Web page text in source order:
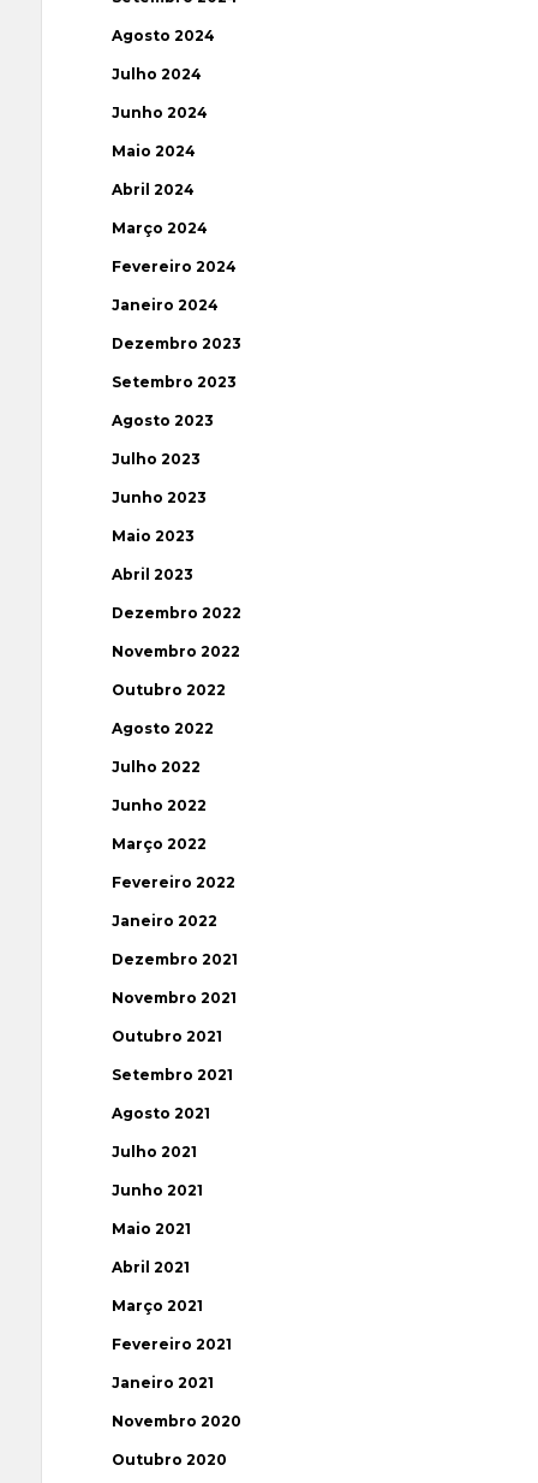
Agosto 2024
Julho 2024
Junho 2024
Maio 2024
Abril 2024
Março 2024
Fevereiro 2024
Janeiro 2024
Dezembro 2023
Setembro 2023
Agosto 2023
Julho 2023
Junho 2023
Maio 2023
Abril 2023
Dezembro 2022
Novembro 2022
Outubro 2022
Agosto 2022
Julho 2022
Junho 2022
Março 2022
Fevereiro 2022
Janeiro 2022
Dezembro 2021
Novembro 2021
Outubro 2021
Setembro 2021
Agosto 2021
Julho 2021
Junho 2021
Maio 2021
Abril 2021
Março 2021
Fevereiro 2021
Janeiro 2021
Novembro 2020
Outubro 2020